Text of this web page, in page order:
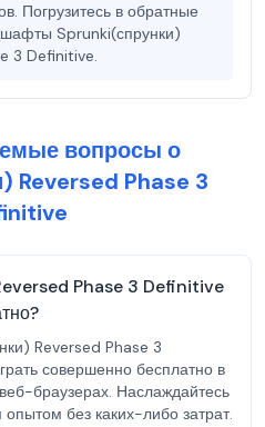
Погрузитесь в обратные
Sprunki(спрунки)
3 Definitive.
вопросы о
Reversed Phase 3
Phase 3 Definitive
Reversed Phase 3
совершенно бесплатно в
браузерах. Наслаждайтесь
без каких-либо затрат.